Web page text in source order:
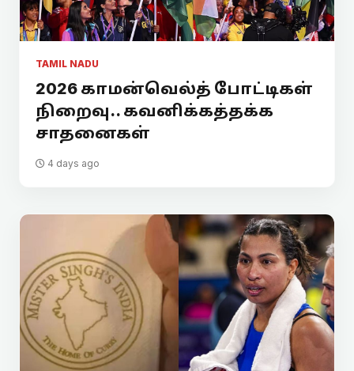
TAMIL NADU
2026 காமன்வெல்த் போட்டிகள்
நிறைவு.. கவனிக்கத்தக்க
சாதனைகள்
4 days ago